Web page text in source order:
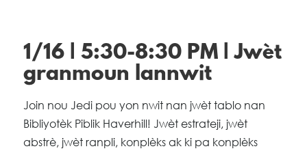
1/16 | 5:30-8:30 PM | Jwèt
granmoun lannwit
Join nou Jedi pou yon nwit nan jwèt tablo nan
Bibliyotèk Piblik Haverhill! Jwèt estrateji, jwèt
abstrè, jwèt ranpli, konplèks ak ki pa konplèks